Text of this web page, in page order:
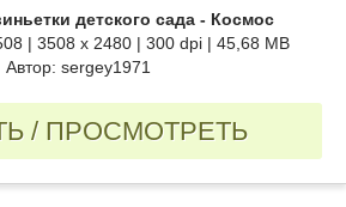
детского сада - Космос
| 3508 x 2480 | 300 dpi | 45,68 MB
Автор: sergey1971
/ ПРОСМОТРЕТЬ